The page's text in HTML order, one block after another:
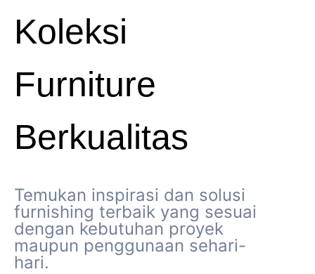
Koleksi
Furniture
Berkualitas
Temukan inspirasi dan solusi
furnishing terbaik yang sesuai
dengan kebutuhan proyek
maupun penggunaan sehari-
hari.